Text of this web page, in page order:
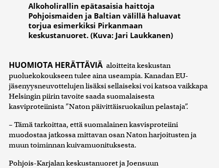
Alkoholirallin epätasaisia haittoja
Pohjoismaiden ja Baltian välillä haluavat
torjua esimerkiksi Pirkanmaan
keskustanuoret. (Kuva: Jari Laukkanen)
HUOMIOTA HERÄTTÄVIÄ aloitteita keskustan
puoluekokoukseen tulee aina useampia. Kanadan EU-
jäsenyysneuvottelujen lisäksi sellaiseksi voi katsoa vaikkapa
Helsingin piirin tavoite saada suomalaisesta
kasviproteiinista ”Naton päivittäisruokailun pelastaja”.
– Tämä tarkoittaa, että suomalainen kasvisproteiini
muodostaa jatkossa mittavan osan Naton harjoitusten ja
muun toiminnan kuivamuonituksesta.
Pohjois-Karjalan keskustanuoret ja Joensuun